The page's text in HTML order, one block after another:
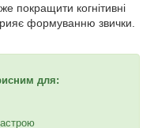
покращити когнітивні
формуванню звички.
для: